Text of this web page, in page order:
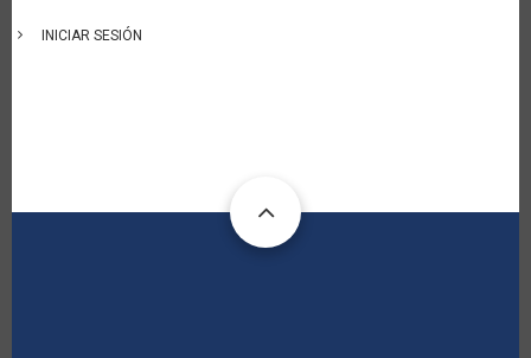
INICIAR SESIÓN